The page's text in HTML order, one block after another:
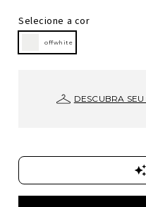
Selecione a cor
offwhite
DESCUBRA